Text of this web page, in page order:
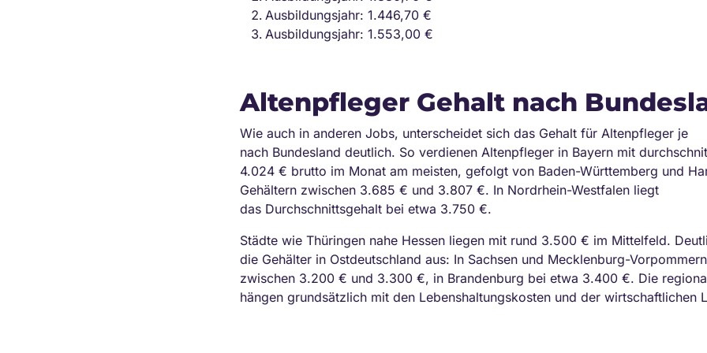
Ausbildungsjahr: 1.446,70 €
Ausbildungsjahr: 1.553,00 €
Altenpfleger Gehalt nach
Wie auch in anderen Jobs, unterscheidet sich das Gehalt für Altenpfleger je
nach Bundesland deutlich. So verdienen Altenpfleger in Bayern mit
4.024 € brutto im Monat am meisten, gefolgt von Baden-Württemberg und
Gehältern zwischen 3.685 € und 3.807 €. In Nordrhein-Westfalen liegt
das Durchschnittsgehalt bei etwa 3.750 €.
Städte wie Thüringen nahe Hessen liegen mit rund 3.500 € im Mittelfeld.
die Gehälter in Ostdeutschland aus: In Sachsen und Mecklenburg-
zwischen 3.200 € und 3.300 €, in Brandenburg bei etwa 3.400 €. Die
hängen grundsätzlich mit den Lebenshaltungskosten und der wirtschaftlichen